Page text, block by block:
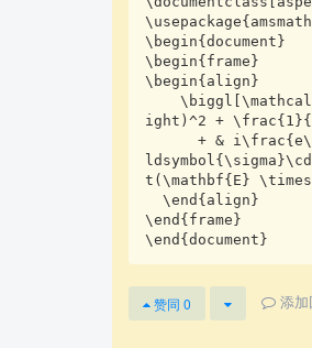
\begin{document}
\begin{frame}
\begin{align}
    \biggl[\mathcal{E} + & eV - \frac{1}{2m}\left(\mathbf{p} + \frac{e}{c}\mathbf{A}\r
ight)^2 +
      + & i\frac{e\hbar}{(2m_0c)^2}\mathbf{E}\cdot\mathbf{p} - \frac{e\hbar}{2m_0c}\bo
t(\mathbf{E}
  \end{align}
\end{frame}
\end{document}
赞同 0 添加